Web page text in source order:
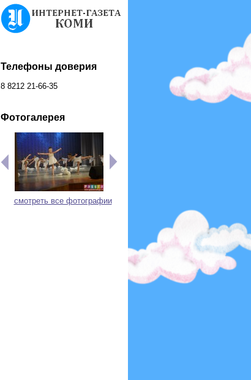
Телефоны доверия
8 8212 21-66-35
Фотогалерея
смотреть все фотографии